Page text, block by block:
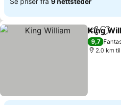
Del
King
9,7
2.0 km